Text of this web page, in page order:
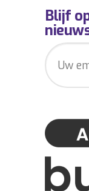
Blijf